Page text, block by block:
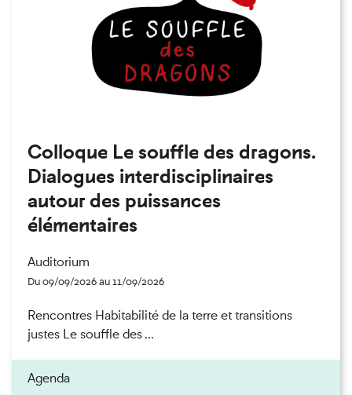
Colloque Le souffle des dragons.
Dialogues interdisciplinaires
autour des puissances
élémentaires
Auditorium
Du 09/09/2026 au 11/09/2026
Rencontres Habitabilité de la terre et transitions
justes Le souffle des ...
Agenda